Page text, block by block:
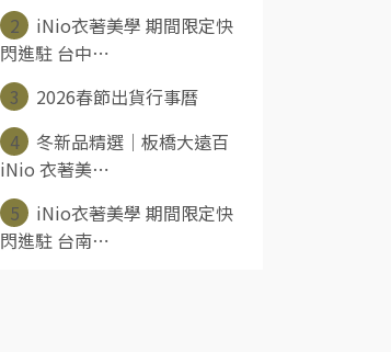
2
iNio衣著美學 期間限定快
閃進駐 台中⋯
3
2026春節出貨行事曆
4
冬新品精選｜板橋大遠百
iNio 衣著美⋯
5
iNio衣著美學 期間限定快
閃進駐 台南⋯